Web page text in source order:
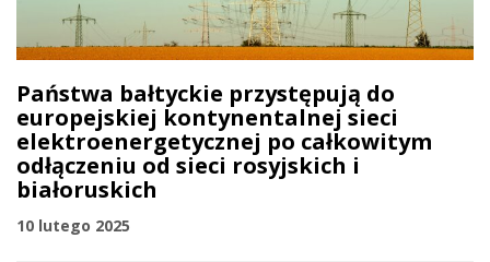
Państwa bałtyckie przystępują do
europejskiej kontynentalnej sieci
elektroenergetycznej po całkowitym
odłączeniu od sieci rosyjskich i
białoruskich
10 lutego 2025